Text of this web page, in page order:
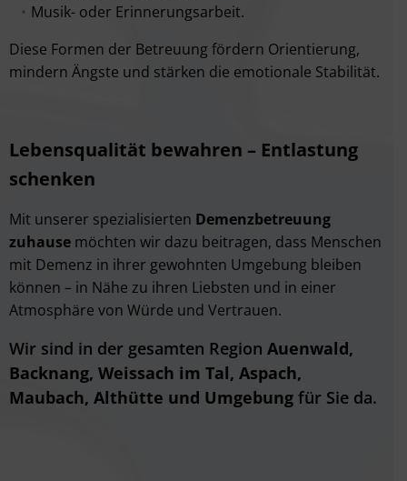
Musik- oder Erinnerungsarbeit.
Diese Formen der Betreuung fördern Orientierung,
mindern Ängste und stärken die emotionale Stabilität.
Lebensqualität bewahren – Entlastung
schenken
Mit unserer spezialisierten Demenzbetreuung
zuhause möchten wir dazu beitragen, dass Menschen
mit Demenz in ihrer gewohnten Umgebung bleiben
können – in Nähe zu ihren Liebsten und in einer
Atmosphäre von Würde und Vertrauen.
Wir sind in der gesamten Region Auenwald,
Backnang, Weissach im Tal, Aspach,
Maubach, Althütte und Umgebung für Sie da.